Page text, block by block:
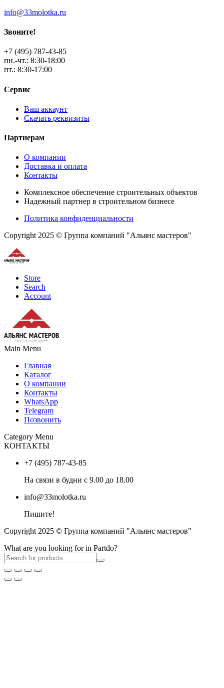
info@33molotka.ru
Звоните!
+7 (495) 787-43-85
пн.-чт.: 8:30-18:00
пт.: 8:30-17:00
Сервис
Ваш аккаунт
Скачать реквизиты
Партнерам
О компании
Доставка и оплата
Контакты
Комплексное обеспечение строительных объектов
Надежный партнер в строительном бизнесе
Политика конфиденциальности
Copyright 2025 © Группа компаний "Альянс мастеров"
Store
Search
Account
Main Menu
Главная
Каталог
О компании
Контакты
WhatsApp
Telegram
Позвонить
Category Menu
КОНТАКТЫ
+7 (495) 787-43-85
На связи в будни с 9.00 до 18.00
info@33molotka.ru
Пишите!
Copyright 2025 © Группа компаний "Альянс мастеров"
What are you looking for in Partdo?